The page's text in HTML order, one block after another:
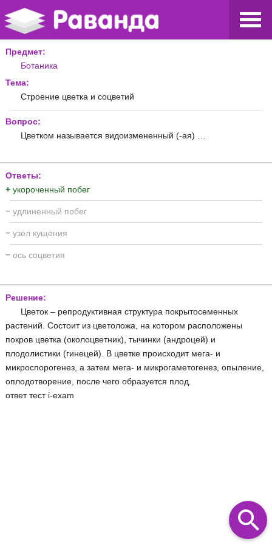
Предмет:
Ботаника
Тема:
Строение цветка и соцветий
Вопрос:
Цветком называется видоизмененный (-ая) …
Ответы:
+ укороченный побег
− удлиненный побег
− узел кущения
− ось соцветия
Решение:
Цветок – репродуктивная структура покрытосеменных
растений. Состоит из цветоложа, на котором расположены
покров цветка (околоцветник), тычинки (андроцей) и
плодолистики (гинецей). В цветке происходит мега- и
микроспорогенез, а затем мега- и микрогаметогенез, опыление,
оплодотворение, после чего образуется плод.
ответ тест i-exam